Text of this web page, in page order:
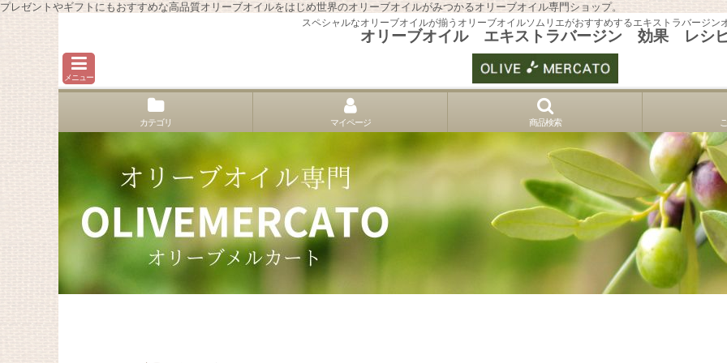
プレゼントやギフトにもおすすめな高品質オリーブオイルをはじめ世界のオリーブオイルがみつかるオリーブオイル専門ショップ。
スペシャルなオリーブオイルが揃うオリーブオイルソムリエがおすすめするエキストラバージン
オリーブオイル エキストラバージン 効果 レシ
メニュー
カテゴリ マイページ 商品検索